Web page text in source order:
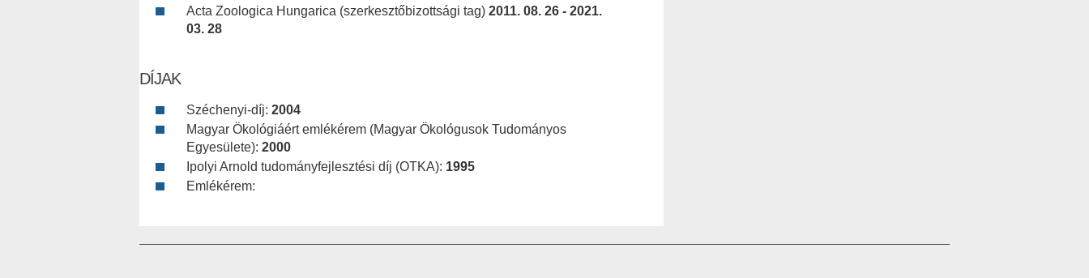
Acta Zoologica Hungarica (szerkesztőbizottsági tag) 2011. 08. 26 - 2021.
03. 28
DÍJAK
Széchenyi-díj: 2004
Magyar Ökológiáért emlékérem (Magyar Ökológusok Tudományos
Egyesülete): 2000
Ipolyi Arnold tudományfejlesztési díj (OTKA): 1995
Emlékérem: